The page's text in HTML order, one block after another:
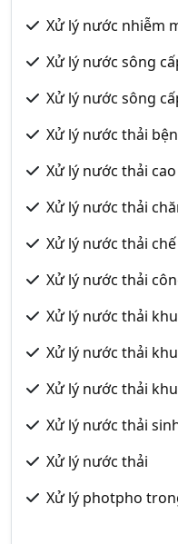
Xử lý nước nhiễm
Xử lý nước sông
Xử lý nước sông
Xử lý nước thải
Xử lý nước thải
Xử lý nước thải
Xử lý nước thải
Xử lý nước thải
Xử lý nước thải
Xử lý nước thải
Xử lý nước thải
Xử lý nước thải
Xử lý nước thải
Xử lý photpho